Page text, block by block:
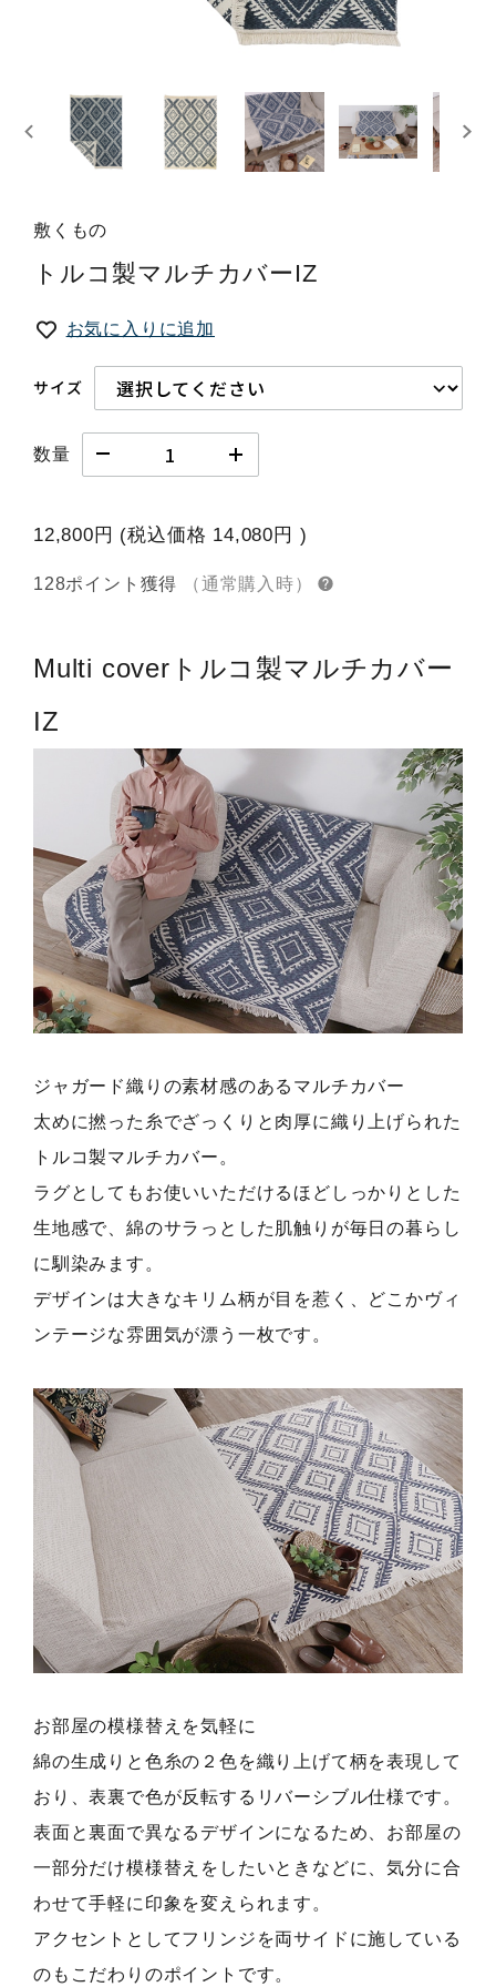
敷くもの
トルコ製マルチカバーIZ
お気に入りに追加
サイズ
数量
12,800円 (税込価格 14,080円 )
128ポイント獲得 （通常購入時）
Multi cover トルコ製マルチカバー
IZ
ジャガード織りの素材感のあるマルチカバー
太めに撚った糸でざっくりと肉厚に織り上げられた
トルコ製マルチカバー。
ラグとしてもお使いいただけるほどしっかりとした
生地感で、綿のサラっとした肌触りが毎日の暮らし
に馴染みます。
デザインは大きなキリム柄が目を惹く、どこかヴィ
ンテージな雰囲気が漂う一枚です。
お部屋の模様替えを気軽に
綿の生成りと色糸の２色を織り上げて柄を表現して
おり、表裏で色が反転するリバーシブル仕様です。
表面と裏面で異なるデザインになるため、お部屋の
一部分だけ模様替えをしたいときなどに、気分に合
わせて手軽に印象を変えられます。
アクセントとしてフリンジを両サイドに施している
のもこだわりのポイントです。